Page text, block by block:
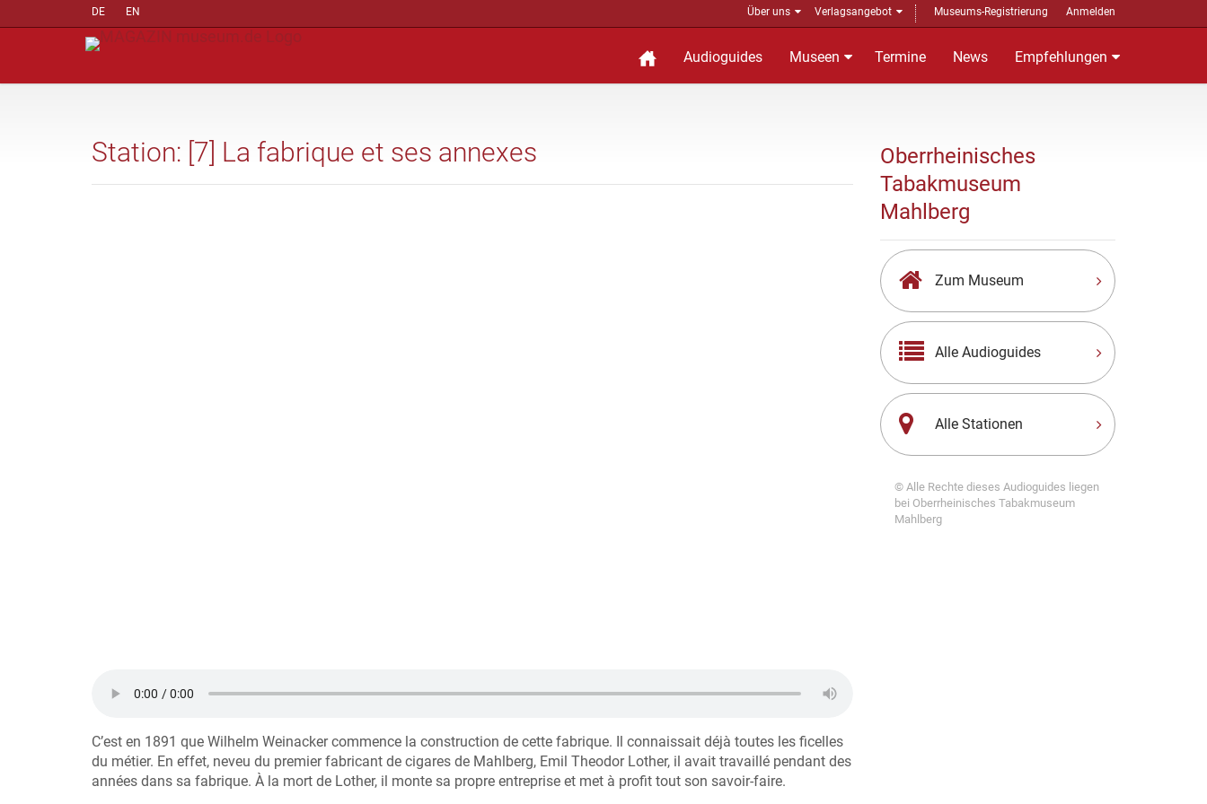
DE EN Über uns Verlagsangebot Museums-Registrierung Anmelden
Audioguides Museen Termine News Empfehlungen
Station: [7] La fabrique et ses annexes
C’est en 1891 que Wilhelm Weinacker commence la construction de cette fabrique. Il connaissait déjà toutes les ficelles
du métier. En effet, neveu du premier fabricant de cigares de Mahlberg, Emil Theodor Lother, il avait travaillé pendant des
années dans sa fabrique. À la mort de Lother, il monte sa propre entreprise et met à profit tout son savoir-faire.
Oberrheinisches
Tabakmuseum
Mahlberg
Zum Museum
Alle Audioguides
Alle Stationen
© Alle Rechte dieses Audioguides liegen
bei Oberrheinisches Tabakmuseum
Mahlberg